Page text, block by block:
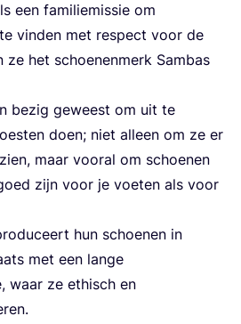
een fami­lie­mis­sie om
vin­den met res­pect voor de
ze het schoe­nen­merk Sam­bas
bezig geweest om uit te
doen; niet alleen om ze er
maar voor­al om schoe­nen
zijn voor je voe­ten als voor
hun schoe­nen in
met een lan­ge
waar ze ethisch en